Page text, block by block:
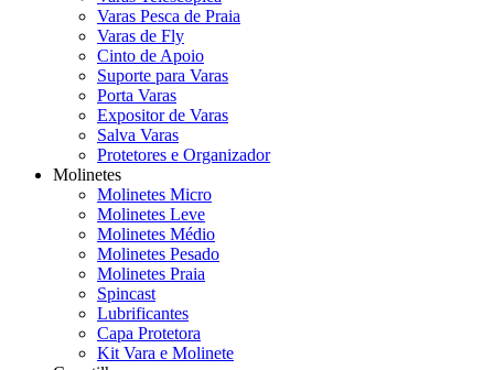
Varas Pesca de Praia
Varas de Fly
Cinto de Apoio
Suporte para Varas
Porta Varas
Expositor de Varas
Salva Varas
Protetores e Organizador
Molinetes
Molinetes Micro
Molinetes Leve
Molinetes Médio
Molinetes Pesado
Molinetes Praia
Spincast
Lubrificantes
Capa Protetora
Kit Vara e Molinete